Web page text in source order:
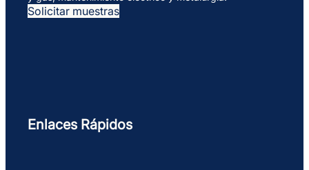
Solicitar muestras
Enlaces Rápidos